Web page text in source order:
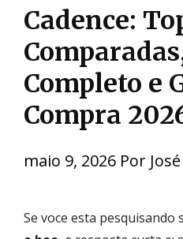
Cadence:
Completo e
Compra
maio 9, 2026 Por
Se voce esta pesquisando